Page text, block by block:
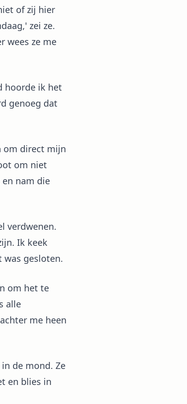
of zij hier
zei ze.
wees ze me
hoorde ik het
genoeg dat
om direct mijn
om niet
nam die
verdwenen.
Ik keek
was gesloten.
om het te
alle
me heen
de mond. Ze
en blies in